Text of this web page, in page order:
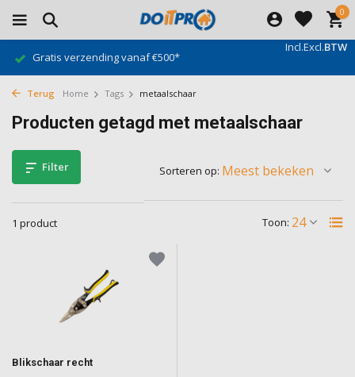
0
Incl.Excl.BTW
Gratis verzending vanaf €500*
Terug Home Tags metaalschaar
Producten getagd met metaalschaar
Filter
1 product Toon:
Sorteren op:
Blikschaar recht